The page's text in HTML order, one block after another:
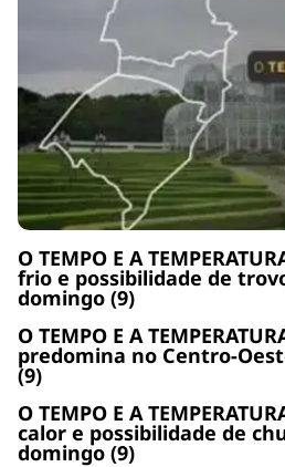
O TEMPO E A
frio e possibilidade de
domingo (9)
O TEMPO E A
predomina no Centro-
(9)
O TEMPO E A
calor e possibilidade de
domingo (9)